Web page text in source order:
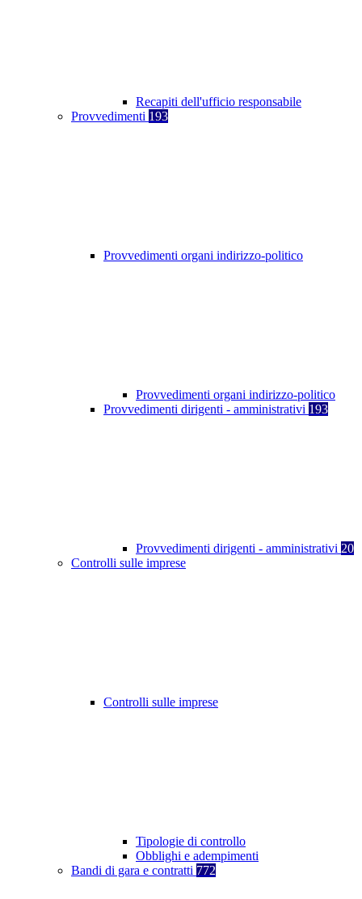
Recapiti dell'ufficio responsabile
Provvedimenti 193
Provvedimenti organi indirizzo-politico
Provvedimenti organi indirizzo-politico
Provvedimenti dirigenti - amministrativi 193
Provvedimenti dirigenti - amministrativi 20
Controlli sulle imprese
Controlli sulle imprese
Tipologie di controllo
Obblighi e adempimenti
Bandi di gara e contratti 772